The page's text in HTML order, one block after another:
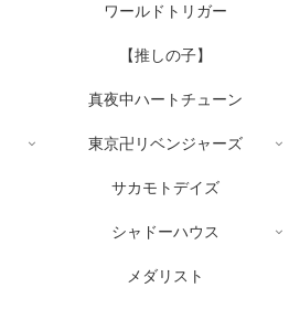
ワールドトリガー
【推しの子】
真夜中ハートチューン
東京卍リベンジャーズ
サカモトデイズ
シャドーハウス
メダリスト